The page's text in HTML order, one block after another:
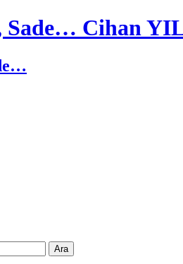
Sade… Cihan